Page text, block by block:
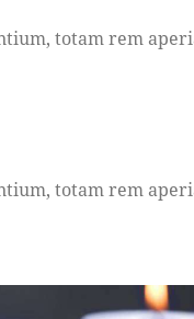
totam rem
totam rem